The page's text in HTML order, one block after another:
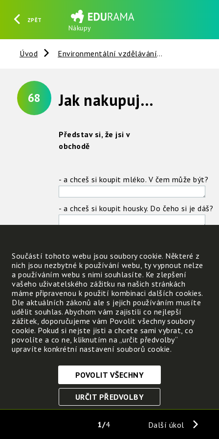
ZPĚT
Nákupy
HLEDAT REGISTROVAT PŘIHLÁSIT SE
Úvod Environmentální vzdělávání
68 Jak nakupuješ ?
Představ si, že jsi v
obchodě
- a chceš si koupit mléko. V čem může být?
- a chceš si koupit housky. Do čeho si je dáš?
Od čeho je odvozeno slovo obal?
Proč jsou různé výrobky v obalech?
Další úkol
1 4
Součástí tohoto webu jsou soubory cookie. Některé z
nich jsou nezbytné k používání webu, ty vypnout nelze
a používáním webu s nimi souhlasíte. Ke zlepšení
vašeho uživatelského zážitku na našich stránkách
máme připravenou k použití kombinaci dalších cookies.
Dle aktuálních zákonů ale s jejich používáním musíte
udělit souhlas. Abychom vám zajistili co nejlepší
zážitek, doporučujeme vám Povolit všechny soubory
cookie. Pokud si nejste jisti a chcete sami vybrat, co
povolíte a co ne, kliknutím na „určit předvolby“
upravíte konkrétní nastavení souborů cookie.
Nezbytně nutné cookies
Tyto soubory cookie jsou nezbytné, abyste se mohli
funkce. Bez těchto cookies by webové stránky
POVOLIT VŠECHNY
URČIT PŘEDVOLBY